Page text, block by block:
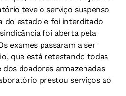
teve o serviço suspenso
do estado e foi interditado
foi aberta pela
exames passaram a ser
que está retestando todas
dos doadores armazenadas
prestou serviços ao